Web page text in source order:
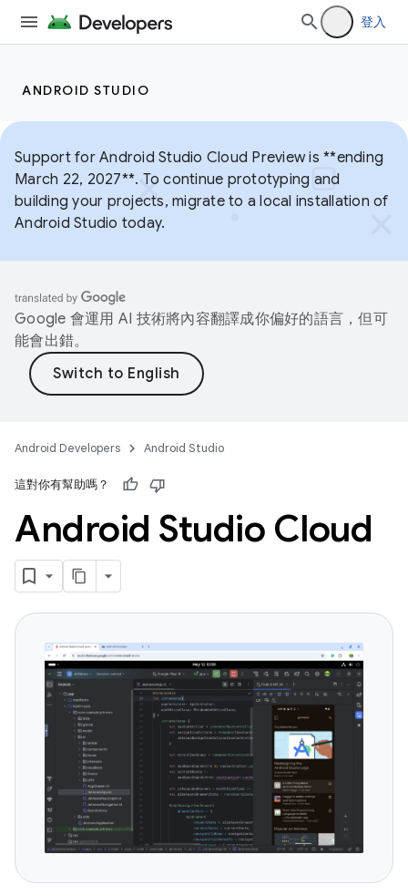
登入
ANDROID STUDIO
Support for Android Studio Cloud Preview is **ending
March 22, 2027**. To continue prototyping and
building your projects, migrate to a local installation of
Android Studio today.
Google 會運用 AI 技術將內容翻譯成你偏好的語言，但可
能會出錯。
Android Developers Android Studio
這對你有幫助嗎？
Android Studio Cloud